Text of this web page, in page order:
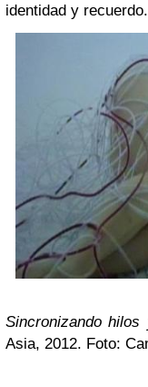
identidad y recuerdo.
Sincronizando hilos
Asia, 2012. Foto: